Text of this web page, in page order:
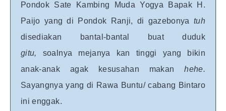
Pondok Sate Kambing Muda Yogya Bapak H.
Paijo yang di Pondok Ranji, di gazebonya tuh
disediakan bantal-bantal buat duduk
gitu, soalnya mejanya kan tinggi yang bikin
anak-anak agak kesusahan makanhehe.
Sayangnya yang di Rawa Buntu/ cabang Bintaro
ini enggak.